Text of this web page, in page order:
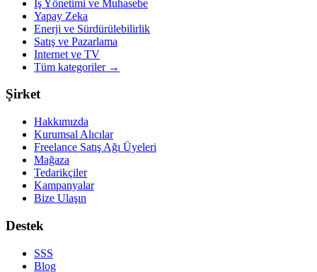
İş Yönetimi ve Muhasebe
Yapay Zeka
Enerji ve Sürdürülebilirlik
Satış ve Pazarlama
Internet ve TV
Tüm kategoriler→
Şirket
Hakkımızda
Kurumsal Alıcılar
Freelance Satış Ağı Üyeleri
Mağaza
Tedarikçiler
Kampanyalar
Bize Ulaşın
Destek
SSS
Blog